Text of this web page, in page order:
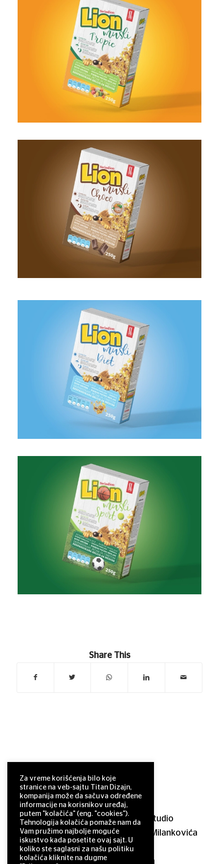
Share This
© 2011–2025 Titan Design studio
11 000 Belgrade, Serbia, Milutina Milankovića
120a
office@titandizajn.com
Za vreme korišćenja bilo koje
stranice na veb-sajtu Titan Dizajn,
kompanija može da sačuva određene
informacije na korisnikov uređaj,
putem "kolačića" (eng. "cookies").
Tehnologija kolačića pomaže nam da
Vam pružimo najbolje moguće
iskustvo kada posetite ovaj sajt. U
koliko ste saglasni za našu politiku
kolačića kliknite na dugme